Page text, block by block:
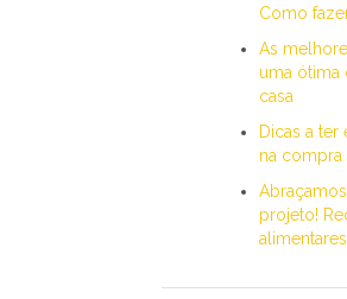
Como
As
uma ótima
casa
Dicas a
na compra
projeto!
alimentares